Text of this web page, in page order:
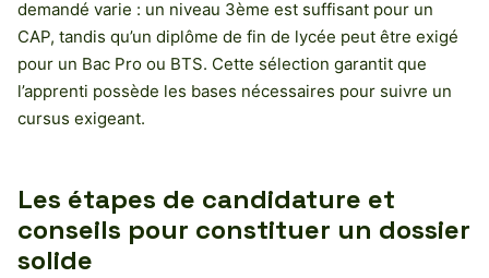
demandé varie : un niveau 3ème est suffisant pour un
CAP, tandis qu’un diplôme de fin de lycée peut être exigé
pour un Bac Pro ou BTS. Cette sélection garantit que
l’apprenti possède les bases nécessaires pour suivre un
cursus exigeant.
Les étapes de candidature et
conseils pour constituer un dossier
solide